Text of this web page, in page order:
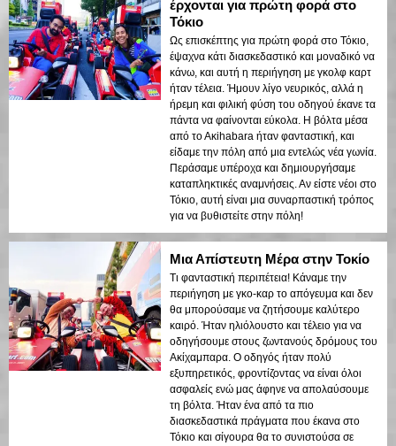
έρχονται για πρώτη φορά στο
Τόκιο
Ως επισκέπτης για πρώτη φορά στο Τόκιο,
έψαχνα κάτι διασκεδαστικό και μοναδικό να
κάνω, και αυτή η περιήγηση με γκολφ καρτ
ήταν τέλεια. Ήμουν λίγο νευρικός, αλλά η
ήρεμη και φιλική φύση του οδηγού έκανε τα
πάντα να φαίνονται εύκολα. Η βόλτα μέσα
από το Ακihabara ήταν φανταστική, και
είδαμε την πόλη από μια εντελώς νέα γωνία.
Περάσαμε υπέροχα και δημιουργήσαμε
καταπληκτικές αναμνήσεις. Αν είστε νέοι στο
Τόκιο, αυτή είναι μια συναρπαστική τρόπος
για να βυθιστείτε στην πόλη!
Μια Απίστευτη Μέρα στην Τοκίο
Τι φανταστική περιπέτεια! Κάναμε την
περιήγηση με γκο-καρ το απόγευμα και δεν
θα μπορούσαμε να ζητήσουμε καλύτερο
καιρό. Ήταν ηλιόλουστο και τέλειο για να
οδηγήσουμε στους ζωντανούς δρόμους του
Ακίχαμπαρα. Ο οδηγός ήταν πολύ
εξυπηρετικός, φροντίζοντας να είναι όλοι
ασφαλείς ενώ μας άφηνε να απολαύσουμε
τη βόλτα. Ήταν ένα από τα πιο
διασκεδαστικά πράγματα που έκανα στο
Τόκιο και σίγουρα θα το συνιστούσα σε